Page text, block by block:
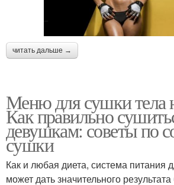
читать дальше →
Меню для сушки тела
Как правильно
девушкам: советы по
сушки
Как и любая диета, система питания
может дать значительного